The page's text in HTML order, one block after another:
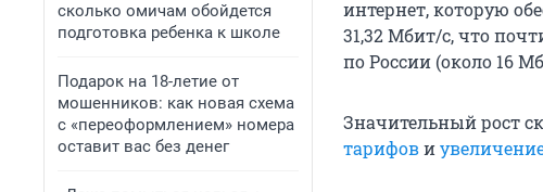
сколько омичам обойдется
подготовка ребенка к школе
Подарок на 18-летие от
мошенников: как новая схема
с «переоформлением» номера
оставит вас без денег
интернет, которую
31,32 Мбит/c, что
по России (около 16
Значительный рост
тарифови